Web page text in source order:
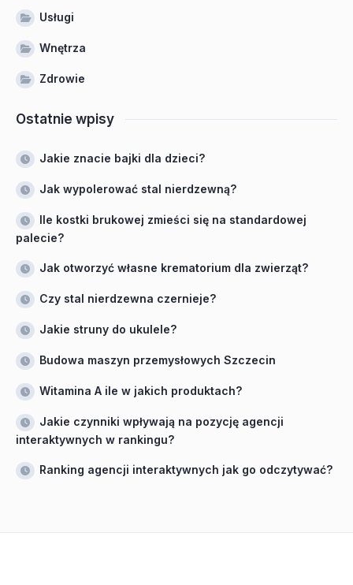
Usługi
Wnętrza
Zdrowie
Ostatnie wpisy
Jakie znacie bajki dla dzieci?
Jak wypolerować stal nierdzewną?
Ile kostki brukowej zmieści się na standardowej
palecie?
Jak otworzyć własne krematorium dla zwierząt?
Czy stal nierdzewna czernieje?
Jakie struny do ukulele?
Budowa maszyn przemysłowych Szczecin
Witamina A ile w jakich produktach?
Jakie czynniki wpływają na pozycję agencji
interaktywnych w rankingu?
Ranking agencji interaktywnych jak go odczytywać?